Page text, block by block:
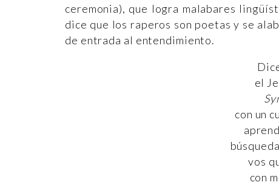
ceremonia), que logra malabares
dice que los raperos son poetas y se
de entrada al entendimiento.
el
con un
vos
con